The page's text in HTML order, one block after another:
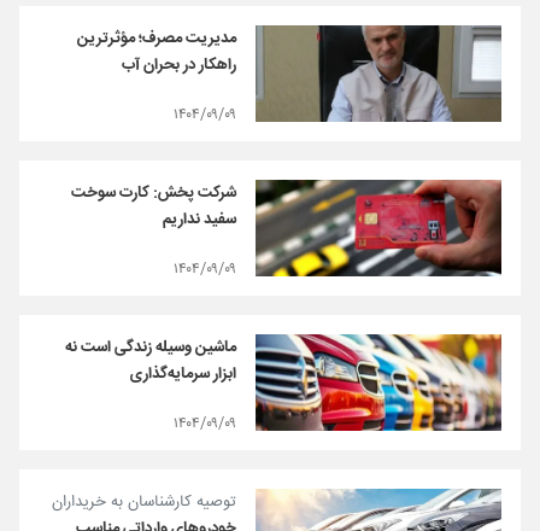
مدیریت مصرف؛ مؤثرترین
راهکار در بحران آب
۱۴۰۴/۰۹/۰۹
شرکت پخش: کارت سوخت
سفید نداریم
۱۴۰۴/۰۹/۰۹
ماشین وسیله زندگی است نه
ابزار سرمایه‌گذاری
۱۴۰۴/۰۹/۰۹
توصیه کارشناسان به خریداران